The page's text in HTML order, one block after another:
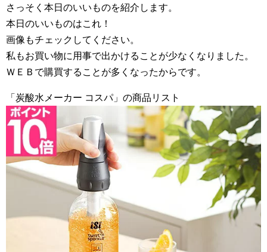
さっそく本日のいいものを紹介します。
本日のいいものはこれ！
画像もチェックしてください。
私もお買い物に用事で出かけることが少なくなりました。
ＷＥＢで購買することが多くなったからです。
「炭酸水メーカー コスパ」の商品リスト